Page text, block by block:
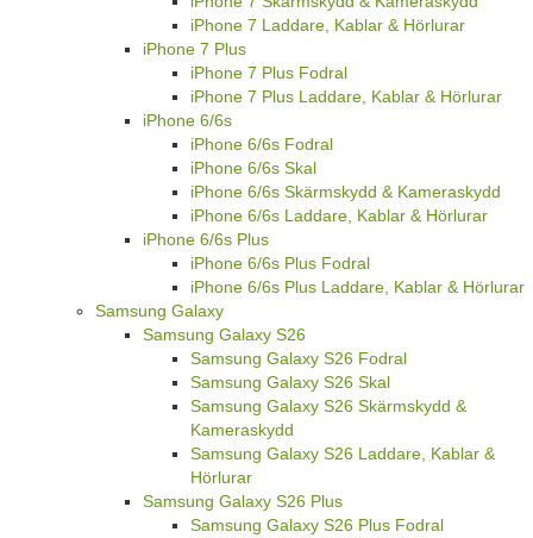
iPhone 7 Laddare, Kablar & Hörlurar
iPhone 7 Plus
iPhone 7 Plus Fodral
iPhone 7 Plus Laddare, Kablar & Hörlurar
iPhone 6/6s
iPhone 6/6s Fodral
iPhone 6/6s Skal
iPhone 6/6s Skärmskydd & Kameraskydd
iPhone 6/6s Laddare, Kablar & Hörlurar
iPhone 6/6s Plus
iPhone 6/6s Plus Fodral
iPhone 6/6s Plus Laddare, Kablar & Hörlurar
Samsung Galaxy
Samsung Galaxy S26
Samsung Galaxy S26 Fodral
Samsung Galaxy S26 Skal
Samsung Galaxy S26 Skärmskydd &
Kameraskydd
Samsung Galaxy S26 Laddare, Kablar &
Hörlurar
Samsung Galaxy S26 Plus
Samsung Galaxy S26 Plus Fodral